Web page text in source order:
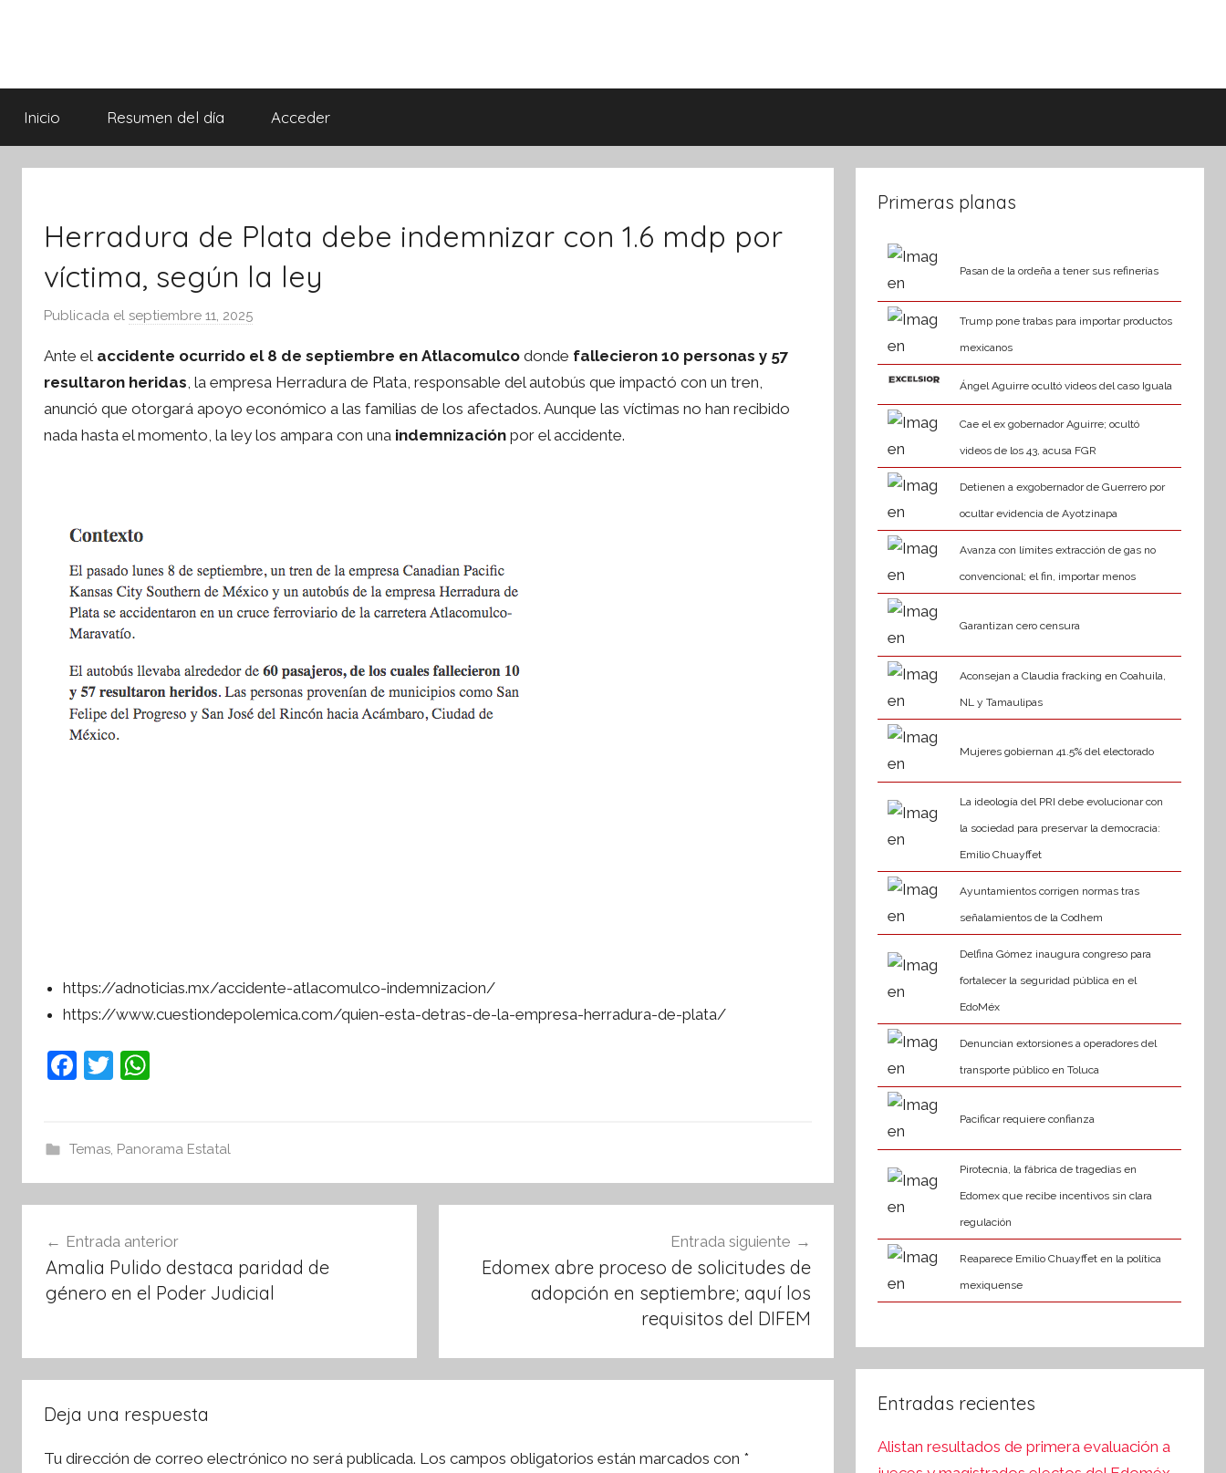
Informativa
Inicio Resumen del día Acceder
Herradura de Plata debe indemnizar con 1.6 mdp por
víctima, según la ley
Publicada el septiembre 11, 2025
r
S
í
n
I
n
r
m
a
Ante el accidente ocurrido el 8 de septiembre en Atlacomulco donde fallecieron 10 personas y 57
resultaron heridas , la empresa Herradura de Plata, responsable del autobús que impactó con un tren,
anunció que otorgará apoyo económico a las familias de los afectados. Aunque las víctimas no han recibido
nada hasta el momento, la ley los ampara con una indemnización por el accidente.
https://adnoticias.mx/accidente-atlacomulco-indemnizacion/
https://www.cuestiondepolemica.com/quien-esta-detras-de-la-empresa-herradura-de-plata/
F
e
b
o
o
k
T
er s
A
p
p
Temas, Panorama Estatal
de
entradas
Entrada anterior
Amalia Pulido destaca paridad de
género en el Poder Judicial
Entrada siguiente
Edomex abre proceso de solicitudes de
adopción en septiembre; aquí los
requisitos del DIFEM
Deja una respuesta
Tu dirección de correo electrónico no será publicada. Los campos obligatorios están marcados con *
Primeras planas
Pasan de la ordeña a tener sus refinerías
Trump pone trabas para importar productos
mexicanos
Ángel Aguirre ocultó videos del caso Iguala
Cae el ex gobernador Aguirre; ocultó
videos de los 43, acusa FGR
Detienen a exgobernador de Guerrero por
ocultar evidencia de Ayotzinapa
Avanza con límites extracción de gas no
convencional; el fin, importar menos
Garantizan cero censura
Aconsejan a Claudia fracking en Coahuila,
NL y Tamaulipas
Mujeres gobiernan 41.5% del electorado
La ideología del PRI debe evolucionar con
la sociedad para preservar la democracia:
Emilio Chuayffet
Ayuntamientos corrigen normas tras
señalamientos de la Codhem
Delfina Gómez inaugura congreso para
fortalecer la seguridad pública en el
EdoMéx
Denuncian extorsiones a operadores del
transporte público en Toluca
Pacificar requiere confianza
Pirotecnia, la fábrica de tragedias en
Edomex que recibe incentivos sin clara
regulación
Reaparece Emilio Chuayffet en la política
mexiquense
Entradas recientes
Alistan resultados de primera evaluación a